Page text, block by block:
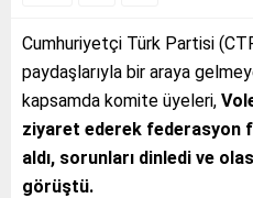
Cumhuriyetçi Türk Partisi
paydaşlarıyla bir araya
kapsamda komite üyeleri,
ziyaret ederek federasyon
aldı, sorunları dinledi ve
görüştü.